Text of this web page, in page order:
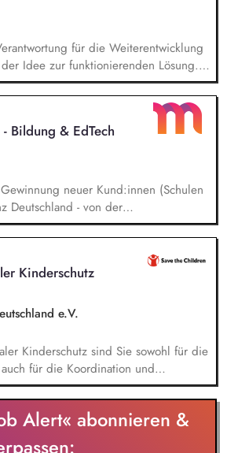
für die Weiterentwicklung
Idee zur funktionierenden Lösung.
Umsetzung und Implementierung: Du
liegenden Prozesse, optimierst sie,
unser Produkt weiter, zusammen mit
Bildung & EdTech
neuer Kund:innen (Schulen
Deutschland - von der
Vertragsabschluss. Dabei arbeitest
Leads als auch mit
in einem typischen Sales-
Außerdem repräsentierst du
und Veranstaltungen im
aktiv dazu bei, unsere Marke in
Kinderschutz
e.V.
Kinderschutz sind Sie sowohl für die
für die Koordination und
Workshops
Ansprache und Akquise von
für Trainings zum sensiblen
und -videos (z. B. Kitas, Schulen,
Alert« abonnieren &